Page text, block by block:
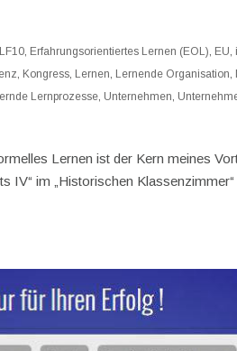
, Erfahrungsorientiertes Lernen (EOL), EU,
, Kongress, Lernen, Lernende Organisation,
Lernprozesse, Unternehmen,
Lernen ist der Kern meines
IV“ im „Historischen